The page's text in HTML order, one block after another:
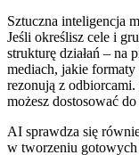
Sztuczna inteligencja
Jeśli określisz cele i
strukturę działań – na
mediach, jakie
rezonują z
możesz dostosować
AI sprawdza się
w tworzeniu gotowych